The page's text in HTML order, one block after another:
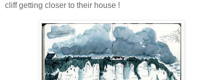
cliff getting closer to their house !